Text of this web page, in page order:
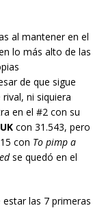
al mantener en el
lo más alto de las
de que sigue
ni siquiera
en el #2 con su
UK con 31.543, pero
con To pimp a
se quedó en el
las 7 primeras